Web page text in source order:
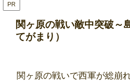
PR
関ヶ原の戦い敵中突破～
てがまり）
関ヶ原の戦いで西軍が総崩